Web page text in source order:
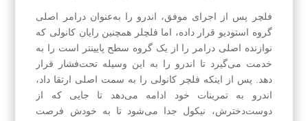
فلچر پس از اجرای موفق، اندرو را به‌عنوان درامر اصلی
گروه استودیو قرار داده، اما فلچلر همچنین رایان کانولی که
نوازنده اصلی درامر را از یک گروه سطح پایینتر است را به
خدمت می‌گیرد تا اندرو را به این وسیله تحت‌فشار قرار
دهد. پس از اینکه فلچر کانولی را به سمت اصلی ارتقا داد،
اندرو به تمرینات خود ادامه می‌دهد تا جایی که از
دوست‌دخترش، نیکول جدا می‌شود تا به خودش فرصت